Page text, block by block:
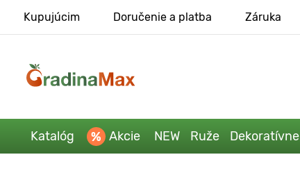
Kupujúcim Doručenie a platba Záruka
Katalóg Akcie NEW Ruže Dekoratívne